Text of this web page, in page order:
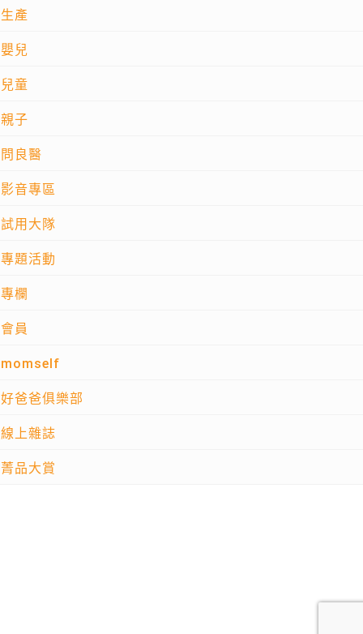
生產
嬰兒
兒童
親子
問良醫
影音專區
試用大隊
專題活動
專欄
會員
momself
好爸爸俱樂部
線上雜誌
菁品大賞